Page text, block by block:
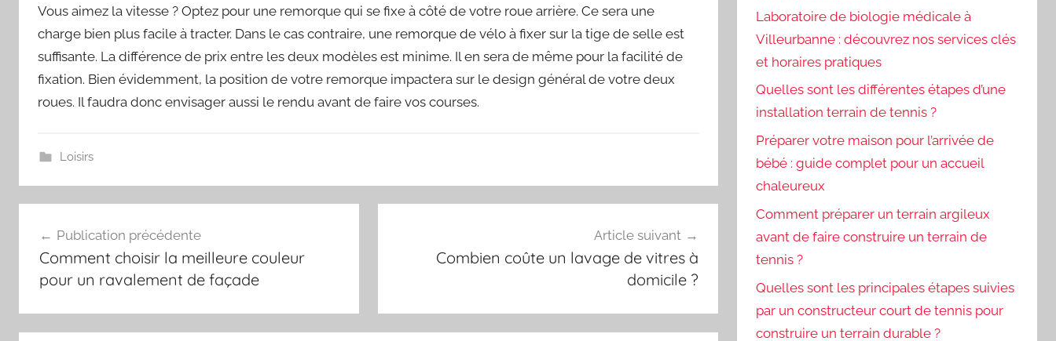
Vous aimez la vitesse ? Optez pour une remorque qui se fixe à côté de votre roue arrière. Ce sera une
charge bien plus facile à tracter. Dans le cas contraire, une remorque de vélo à fixer sur la tige de selle est
suffisante. La différence de prix entre les deux modèles est minime. Il en sera de même pour la facilité de
fixation. Bien évidemment, la position de votre remorque impactera sur le design général de votre deux
roues. Il faudra donc envisager aussi le rendu avant de faire vos courses.
Loisirs
de
l’article
Publication précédente
Comment choisir la meilleure couleur
pour un ravalement de façade
Article suivant
Combien coûte un lavage de vitres à
domicile ?
Laboratoire de biologie médicale à
Villeurbanne : découvrez nos services clés
et horaires pratiques
Quelles sont les différentes étapes d’une
installation terrain de tennis ?
Préparer votre maison pour l’arrivée de
bébé : guide complet pour un accueil
chaleureux
Comment préparer un terrain argileux
avant de faire construire un terrain de
tennis ?
Quelles sont les principales étapes suivies
par un constructeur court de tennis pour
construire un terrain durable ?